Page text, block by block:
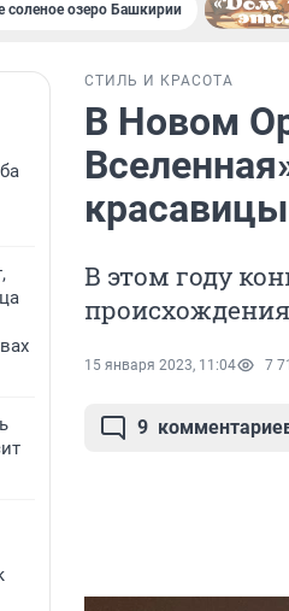
соленое озеро Башкирии
СТИЛЬ И КРАСОТА
В Новом
красавицы
В этом году
происхождения
15 января 2023, 11:04 7
9